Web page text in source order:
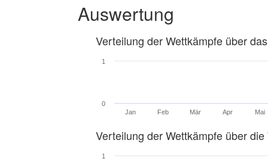
Auswertung
Verteilung der Wettkämpfe über
Jan Feb Mär Apr Mai
0
1
Verteilung der Wettkämpfe über die
1